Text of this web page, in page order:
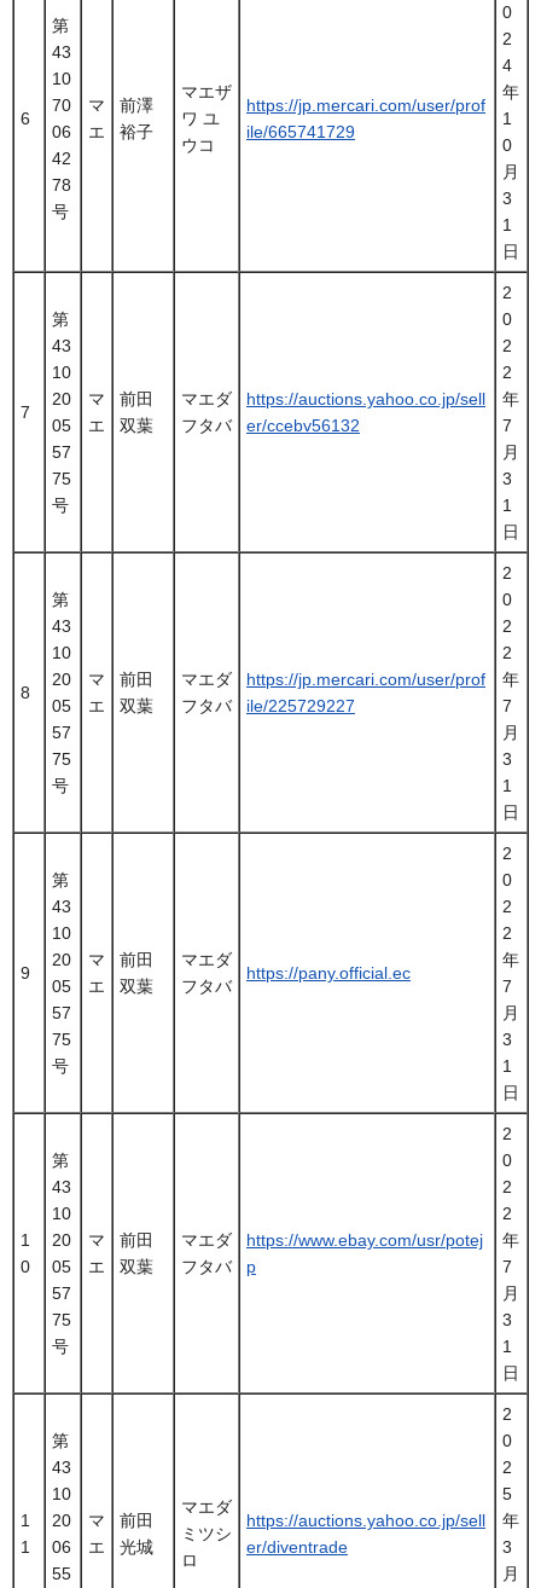
6
第
43
10
70
06
42
78
号
マ
エ
前澤
裕子
マエザ
ワ ユ
ウコ
https://jp.mercari.com/user/prof
ile/665741729
0
2
4
年
1
0
月
3
1
日
7
第
43
10
20
05
57
75
号
マ
エ
前田
双葉
マエダ
フタバ
https://auctions.yahoo.co.jp/sell
er/ccebv56132
2
0
2
2
年
7
月
3
1
日
8
第
43
10
20
05
57
75
号
マ
エ
前田
双葉
マエダ
フタバ
https://jp.mercari.com/user/prof
ile/225729227
2
0
2
2
年
7
月
3
1
日
9
第
43
10
20
05
57
75
号
マ
エ
前田
双葉
マエダ
フタバ
https://pany.official.ec
2
0
2
2
年
7
月
3
1
日
1
0
第
43
10
20
05
57
75
号
マ
エ
前田
双葉
マエダ
フタバ
https://www.ebay.com/usr/potej
p
2
0
2
2
年
7
月
3
1
日
1
1
第
43
10
20
06
55
マ
エ
前田
光城
マエダ
ミツシ
ロ
https://auctions.yahoo.co.jp/sell
er/diventrade
2
0
2
5
年
3
月